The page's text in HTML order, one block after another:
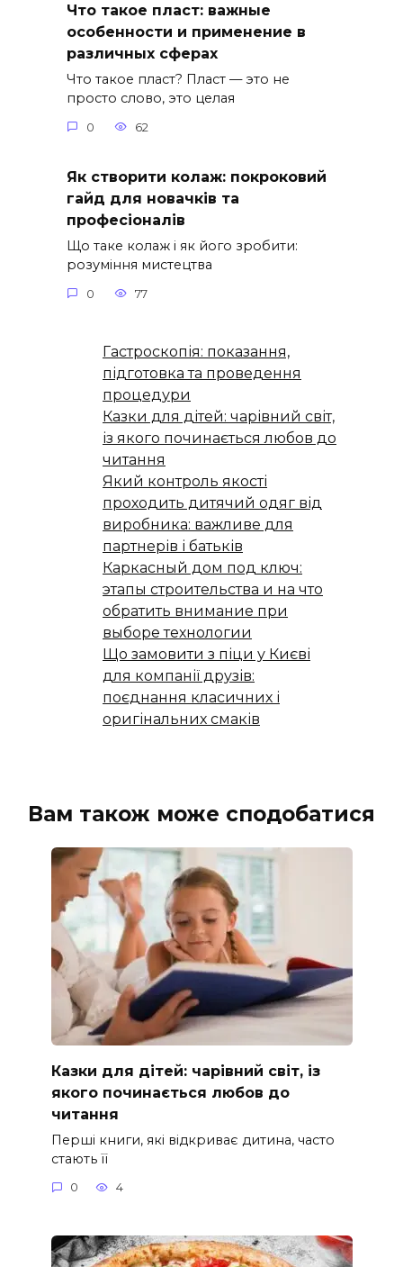
Что такое пласт: важные
особенности и применение в
различных сферах
Что такое пласт? Пласт — это не
просто слово, это целая
0 62
Як створити колаж: покроковий
гайд для новачків та
професіоналів
Що таке колаж і як його зробити:
розуміння мистецтва
0 77
Гастроскопія: показання,
підготовка та проведення
процедури
Казки для дітей: чарівний світ,
із якого починається любов до
читання
Який контроль якості
проходить дитячий одяг від
виробника: важливе для
партнерів і батьків
Каркасный дом под ключ:
этапы строительства и на что
обратить внимание при
выборе технологии
Що замовити з піци у Києві
для компанії друзів:
поєднання класичних і
оригінальних смаків
Вам також може сподобатися
Казки для дітей: чарівний світ, із
якого починається любов до
читання
Перші книги, які відкриває дитина, часто
стають її
0 4